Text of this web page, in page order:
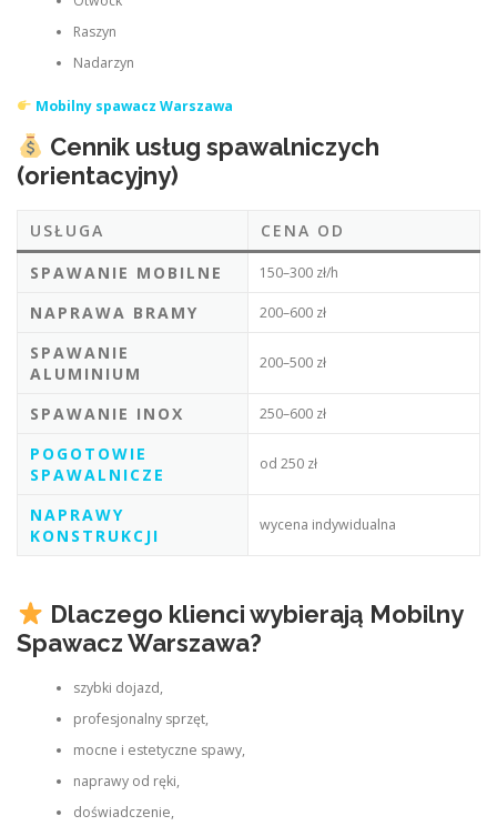
Raszyn
Nadarzyn
Mobilny spawacz Warszawa
Cennik usług spawalniczych
(orientacyjny)
USŁUGA
CENA OD
SPAWANIE MOBILNE
150–300 zł/h
NAPRAWA BRAMY 200–600 zł
SPAWANIE
ALUMINIUM
200–500 zł
SPAWANIE INOX 250–600 zł
POGOTOWIE
SPAWALNICZE
od 250 zł
NAPRAWY
KONSTRUKCJI
wycena indywidualna
Dlaczego klienci wybierają Mobilny
Spawacz Warszawa?
szybki dojazd,
profesjonalny sprzęt,
mocne i estetyczne spawy,
naprawy od ręki,
doświadczenie,